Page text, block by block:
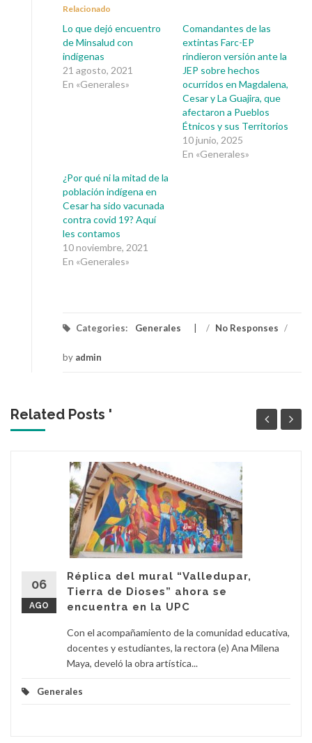
Relacionado
Lo que dejó encuentro
de Minsalud con
indígenas
21 agosto, 2021
En «Generales»
Comandantes de las
extintas Farc-EP
rindieron versión ante la
JEP sobre hechos
ocurridos en Magdalena,
Cesar y La Guajira, que
afectaron a Pueblos
Étnicos y sus Territorios
10 junio, 2025
En «Generales»
¿Por qué ni la mitad de la
población indígena en
Cesar ha sido vacunada
contra covid 19? Aquí
les contamos
10 noviembre, 2021
En «Generales»
Categories: Generales / No Responses /
by admin
Related Posts '
06
AGO
Réplica del mural “Valledupar,
Tierra de Dioses” ahora se
encuentra en la UPC
Con el acompañamiento de la comunidad educativa,
docentes y estudiantes, la rectora (e) Ana Milena
Maya, develó la obra artística...
Generales